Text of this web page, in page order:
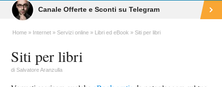
Canale Offerte e Sconti su Telegram
Home Internet Servizi online Libri ed eBook Siti per libri
Siti per libri
diSalvatore Aranzulla